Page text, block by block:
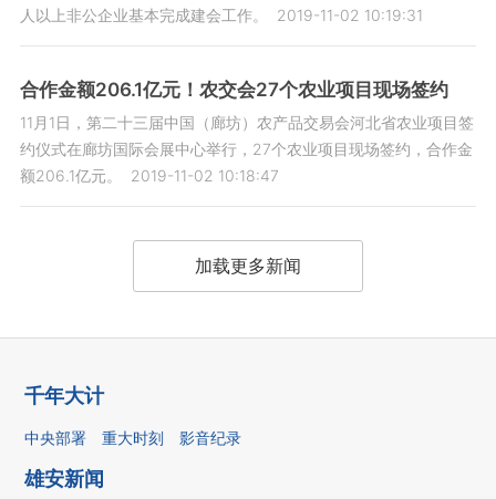
人以上非公企业基本完成建会工作。
2019-11-02 10:19:31
合作金额206.1亿元！农交会27个农业项目现场签约
11月1日，第二十三届中国（廊坊）农产品交易会河北省农业项目签
约仪式在廊坊国际会展中心举行，27个农业项目现场签约，合作金
额206.1亿元。
2019-11-02 10:18:47
加载更多新闻
千年大计
中央部署 重大时刻 影音纪录
雄安新闻